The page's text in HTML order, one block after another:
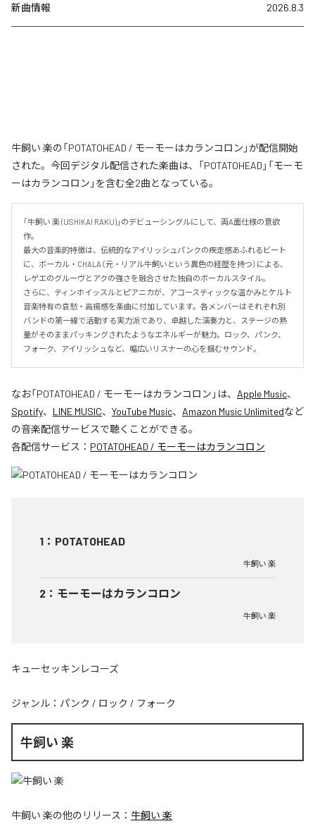
新曲情報 2026.8.3
牛飼い 楽の「POTATOHEAD / モーモーはカランコロン」が配信開始
された。今回デジタル配信された楽曲は、「POTATOHEAD」「モーモ
ーはカランコロン」を含む全2曲となっている。
「牛飼い 楽 (USHIKAI RAKU)」のデビューシングルにして、両A面仕様の意欲
作。
最大の音楽的特徴は、伝統的なアイリッシュパンクの疾走感あふれるビート
に、ボーカル・CHALA（元・リアル牛飼いという異色の経歴を持つ）による、
レゲエのグルーヴとアクの強さを融合させた独自のボーカルスタイル。
さらに、ティンホイッスルとピアニカが、アコースティックな温かみとケルト
音楽特有の哀愁・高揚感を楽曲に付加しています。各メンバーはそれぞれ別
バンドの第一線で活動する実力派であり、卓越した演奏力と、ステージの熱
量がそのままパッキングされたようなエネルギーが魅力。ロック、パンク、
フォーク、アイリッシュなど、幅広いリスナーの心を掴むサウンド。
なお「POTATOHEAD / モーモーはカランコロン 」は、 Apple Music、
Spotify、 LINE MUSIC、 YouTube Music、 Amazon Music Unlimitedなど
の音楽配信サービスで聴くことができる。
各配信サービス： POTATOHEAD / モーモーはカランコロン
1 ： POTATOHEAD
牛飼い 楽
2 ： モーモーはカランコロン
牛飼い 楽
キューセッキンレコーズ
ジャンル： パンク / ロック / フォーク
牛飼い 楽
牛飼い 楽の他のリリース： 牛飼い 楽